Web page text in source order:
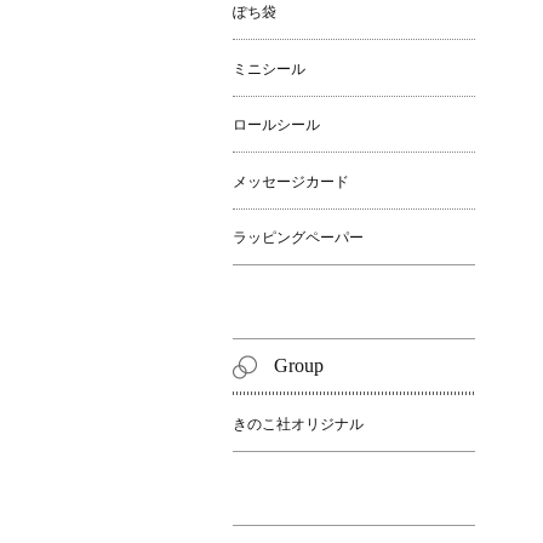
ぽち袋
ミニシール
ロールシール
メッセージカード
ラッピングペーパー
Group
きのこ社オリジナル